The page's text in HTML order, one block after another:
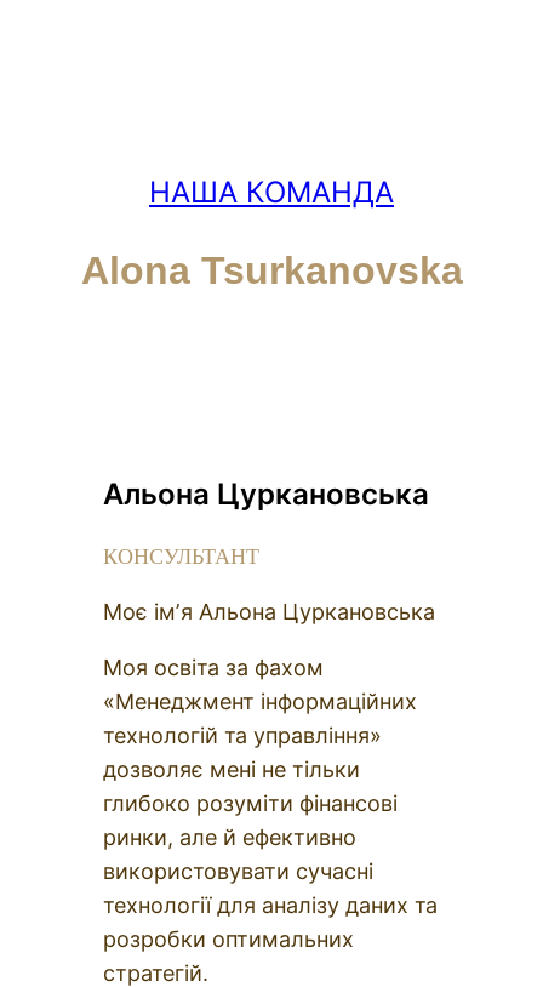
НАША КОМАНДА
Alona Tsurkanovska
Альона Цуркановська
КОНСУЛЬТАНТ
Моє імʼя Альона Цуркановська
Моя освіта за фахом
«Менеджмент інформаційних
технологій та управління»
дозволяє мені не тільки
глибоко розуміти фінансові
ринки, але й ефективно
використовувати сучасні
технології для аналізу даних та
розробки оптимальних
стратегій.